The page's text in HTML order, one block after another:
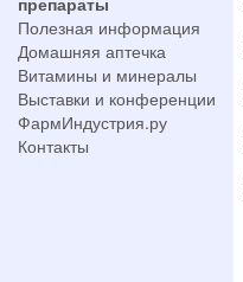
Полезная информация
Домашняя аптечка
Витамины и минералы
Выставки и конференции
ФармИндустрия.ру
Контакты